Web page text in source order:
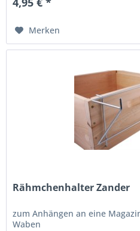
Merken
Rähmchenhalter Zander
zum Anhängen an eine
Waben